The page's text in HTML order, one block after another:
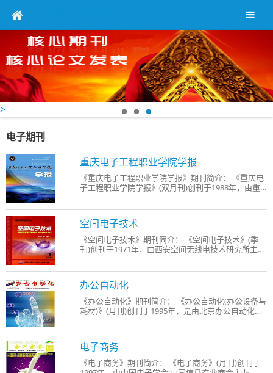
中英文核心期刊咨询网
>
电子期刊
重庆电子工程职业学院学报
《重庆电子工程职业学院学报》期刊简介： 《重庆电
子工程职业学院学报》(双月刊)创刊于1988年，由重
开发行的学术性刊物,期刊突出职教特色,努力推动校企
之间,校际之间和社会各界交流。 办刊宗旨： 《重庆
电子
空间电子技术
《空间电子技术》期刊简介： 《空间电子技术》(季
刊)创刊于1971年，由西安空间无线电技术研究所主
与研究成果，经验总结，发展动态学，内容包括卫星
通信，微波遥感，无线技术，卫星测控，数据传输与
处理，电源
办公自动化
《办公自动化》期刊简介： 《办公自动化(办公设备与
耗材)》(月刊)创刊于1995年，是由北京办公自动化杂
行业发展现状及趋势兼顾的技术性综合刊物。通过不
断的努力，《办公设备与耗材》专版在报道办公设备
及耗材
电子商务
《电子商务》期刊简介： 《电子商务》(月刊)创刊于